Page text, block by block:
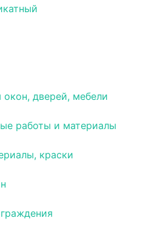
дверей, мебели
работы и материалы
краски